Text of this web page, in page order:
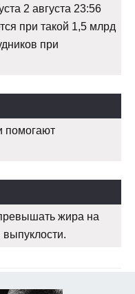
2 августа 23:56
при такой 1,5 млрд
при
помогают
жира на